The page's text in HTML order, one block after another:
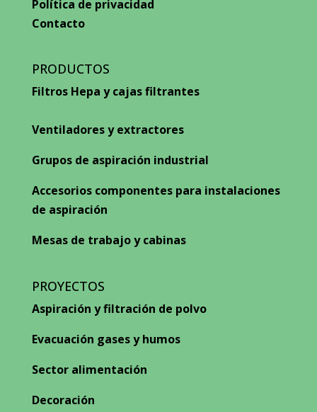
Política de privacidad
Contacto
PRODUCTOS
Filtros Hepa y cajas filtrantes
Ventiladores y extractores
Grupos de aspiración industrial
Accesorios componentes para instalaciones
de aspiración
Mesas de trabajo y cabinas
PROYECTOS
Aspiración y filtración de polvo
Evacuación gases y humos
Sector alimentación
Decoración